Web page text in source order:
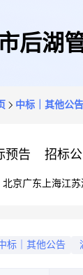
后湖
中标｜其他公告
预告 招标
北京广东 上海江苏
标｜其他公告